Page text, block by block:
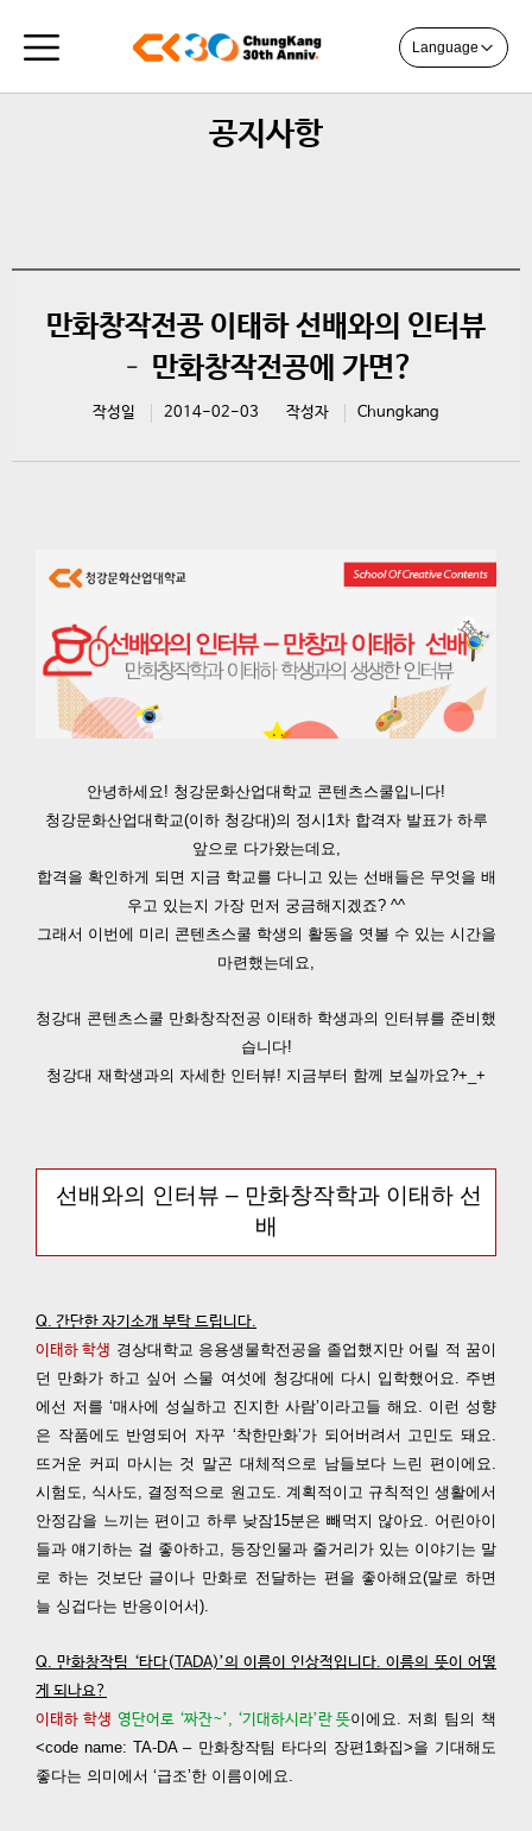
Language
공지사항
만화창작전공 이태하 선배와의 인터뷰
– 만화창작전공에 가면?
작성일 2014-02-03 작성자 Chungkang
안녕하세요! 청강문화산업대학교 콘텐츠스쿨입니다!
청강문화산업대학교(이하 청강대)의 정시1차 합격자 발표가 하루
앞으로 다가왔는데요,
합격을 확인하게 되면 지금 학교를 다니고 있는 선배들은 무엇을 배
우고 있는지 가장 먼저 궁금해지겠죠? ^^
그래서 이번에 미리 콘텐츠스쿨 학생의 활동을 엿볼 수 있는 시간을
마련했는데요,
청강대 콘텐츠스쿨 만화창작전공 이태하 학생과의 인터뷰를 준비했
습니다!
청강대 재학생과의 자세한 인터뷰! 지금부터 함께 보실까요?+_+
선배와의 인터뷰 – 만화창작학과 이태하 선
배
Q. 간단한 자기소개 부탁 드립니다.
이태하 학생 경상대학교 응용생물학전공을 졸업했지만 어릴 적 꿈이
던 만화가 하고 싶어 스물 여섯에 청강대에 다시 입학했어요. 주변
에선 저를 ‘매사에 성실하고 진지한 사람’이라고들 해요. 이런 성향
은 작품에도 반영되어 자꾸 ‘착한만화’가 되어버려서 고민도 돼요.
뜨거운 커피 마시는 것 말곤 대체적으로 남들보다 느린 편이에요.
시험도, 식사도, 결정적으로 원고도. 계획적이고 규칙적인 생활에서
안정감을 느끼는 편이고 하루 낮잠15분은 빼먹지 않아요. 어린아이
들과 얘기하는 걸 좋아하고, 등장인물과 줄거리가 있는 이야기는 말
로 하는 것보단 글이나 만화로 전달하는 편을 좋아해요(말로 하면
늘 싱겁다는 반응이어서).
Q. 만화창작팀 ‘타다(TADA)’의 이름이 인상적입니다. 이름의 뜻이 어떻
게 되나요?
이태하 학생 영단어로 ‘짜잔~’, ‘기대하시라’란 뜻이에요. 저희 팀의 책
<code name: TA-DA – 만화창작팀 타다의 장편1화집>을 기대해도
좋다는 의미에서 ‘급조’한 이름이에요.